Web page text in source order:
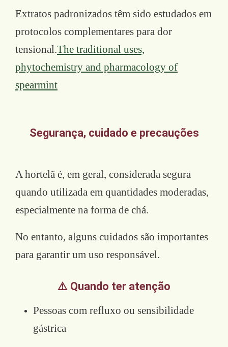
Extratos padronizados têm sido estudados em
protocolos complementares para dor
tensional.The traditional uses,
phytochemistry and pharmacology of
spearmint
Segurança, cuidado e precauções
A hortelã é, em geral, considerada segura
quando utilizada em quantidades moderadas,
especialmente na forma de chá.
No entanto, alguns cuidados são importantes
para garantir um uso responsável.
⚠️ Quando ter atenção
Pessoas com refluxo ou sensibilidade
gástrica